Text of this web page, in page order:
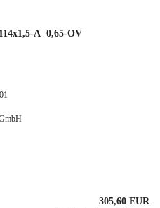
A=0,65-OV
305,60 EUR